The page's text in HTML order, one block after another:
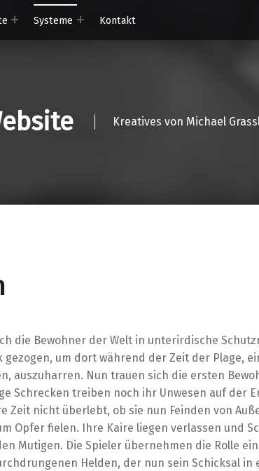
Systeme Kontakt
Kreatives von Michael
die Bewohner der Welt in unterirdische
gezogen, um dort während der Zeit der Plage,
auszuharren. Nun trauen sich die ersten
Schrecken treiben noch ihr Unwesen auf der
Zeit nicht überlebt, ob sie nun Feinden von
Opfer fielen. Ihre Kaire liegen verlassen und
Mutigen. Die Spieler übernehmen die Rolle
Helden, der nun sein Schicksal in